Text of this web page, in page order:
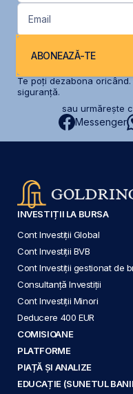
Email
ABONEAZĂ-TE
Te poți dezabona oricând.
siguranță.
sau urmărește
Messenger
INVESTIȚII LA BURSA
Cont Investiții Global
Cont Investiții BVB
Cont Investiții gestionat de
Consultanță Investiții
Cont Investiții Minori
Deducere 400 EUR
COMISIOANE
PLATFORME
PIAȚĂ ȘI ANALIZE
EDUCAȚIE (SUNETUL